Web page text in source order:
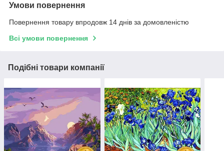
Умови повернення
Повернення товару впродовж 14 днів за домовленістю
Всі умови повернення
Подібні товари компанії